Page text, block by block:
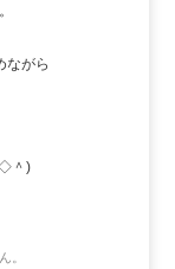
ながら
◇＾)
。